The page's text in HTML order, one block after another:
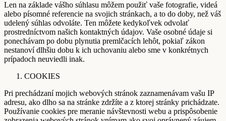
Len na základe vášho súhlasu môžem použiť vaše fotografie, videá
alebo písomné referencie na svojich stránkach, a to do doby, než váš
udelený súhlas odvoláte. Ten môžete kedykoľvek odvolať
prostredníctvom našich kontaktných údajov. Vaše osobné údaje si
ponechávam po dobu plynutia premlčacích lehôt, pokiaľ zákon
nestanoví dlhšiu dobu k ich uchovaniu alebo sme v konkrétnych
prípadoch neuviedli inak.
COOKIES
Pri prechádzaní mojich webových stránok zaznamenávam vašu IP
adresu, ako dlho sa na stránke zdržíte a z ktorej stránky prichádzate.
Používanie cookies pre meranie návštevnosti webu a prispôsobenie